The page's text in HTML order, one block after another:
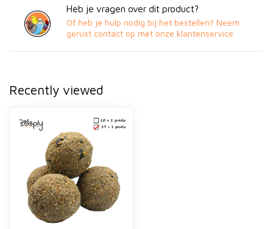
Heb je vragen over dit product?
Of heb je hulp nodig bij het bestellen? Neem
gerust contact op met onze klantenservice
Recently viewed